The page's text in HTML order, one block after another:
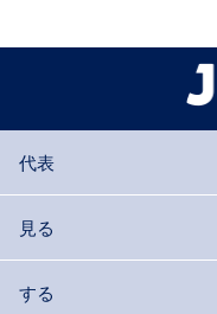
代表
見る
する